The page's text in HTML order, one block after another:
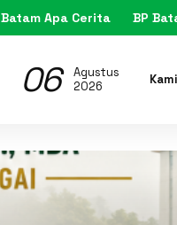
Batam Apa Cerita BP
06
Agustus
2026